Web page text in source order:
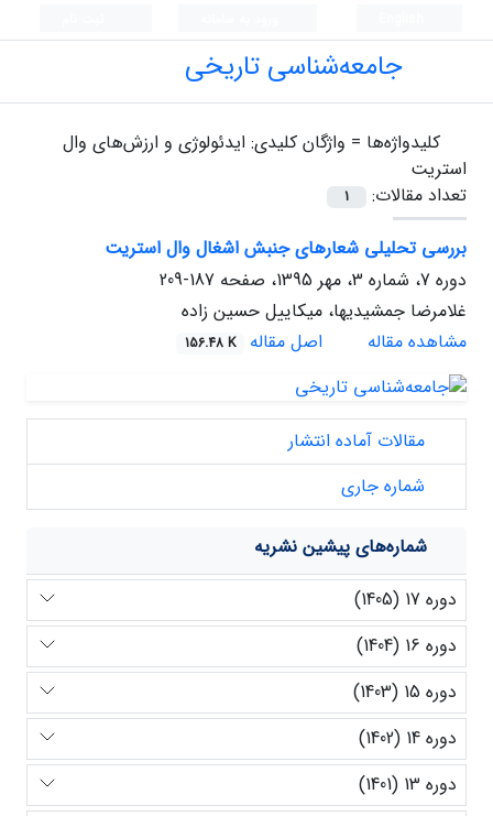
جامعه‌شناسی تاریخی
کلیدواژه‌ها = واژگان کلیدی: ایدئولوژی و ارزش‌های وال
استریت
تعداد مقالات:
1
بررسی تحلیلی شعارهای جنبش اشغال وال استریت
دوره 7، شماره 3، مهر 1395، صفحه
187-209
غلامرضا جمشیدیها، میکاییل حسین زاده
مشاهده مقاله
اصل مقاله 156.48 K
مقالات آماده انتشار
شماره جاری
شماره‌های پیشین نشریه
دوره 17 (1405)
دوره 16 (1404)
دوره 15 (1403)
دوره 14 (1402)
دوره 13 (1401)